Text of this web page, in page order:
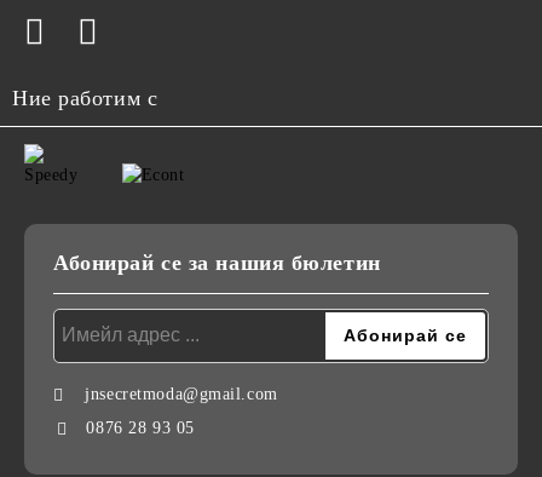
Ние работим с
Абонирай се за нашия бюлетин
jnsecretmoda@gmail.com
0876 28 93 05